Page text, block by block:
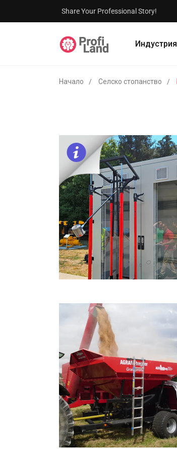
Share Your Professional Story!
Индустрия
Начало Селско стопанство